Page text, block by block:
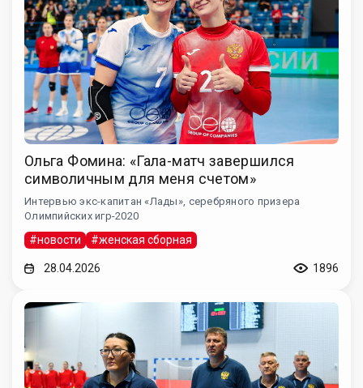
Ольга Фомина: «Гала-матч завершился
символичным для меня счетом»
Интервью экс-капитан «Лады», серебряного призера
Олимпийских игр-2020
#новости #женская сборная
28.04.2026 1896